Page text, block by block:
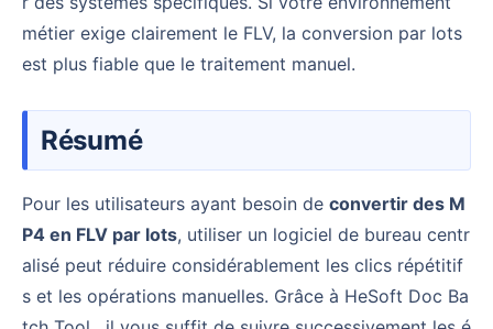
métier exige clairement le FLV, la conversion par lots
est plus fiable que le traitement manuel.
Résumé
Pour les utilisateurs ayant besoin de convertir des M
P4 en FLV par lots, utiliser un logiciel de bureau centr
alisé peut réduire considérablement les clics répétitif
s et les opérations manuelles. Grâce à HeSoft Doc Ba